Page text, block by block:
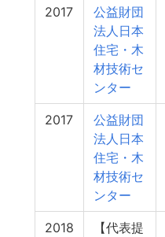
2017
公益財団
法人日本
住宅・木
材技術セ
ンター
2017
公益財団
法人日本
住宅・木
材技術セ
ンター
2018
【代表提